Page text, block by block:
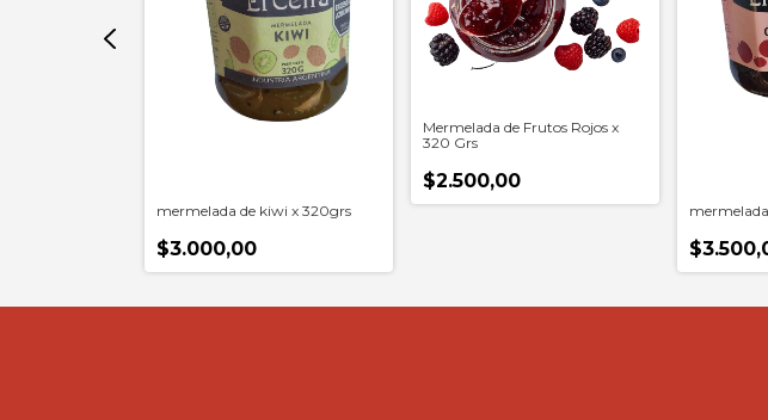
mermelada de kiwi x 320grs
$3.000,00
Mermelada de Frutos Rojos x
320 Grs
$2.500,00